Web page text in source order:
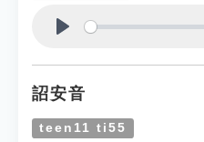
詔安音
teen11 ti55